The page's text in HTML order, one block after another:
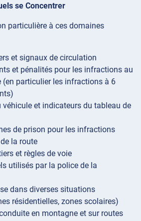
se Concentrer
particulière à ces domaines
et signaux de circulation
et pénalités pour les infractions au
(en particulier les infractions à 6
véhicule et indicateurs du tableau de
de prison pour les infractions
la route
et règles de voie
utilisés par la police de la
dans diverses situations
résidentielles, zones scolaires)
en montagne et sur routes